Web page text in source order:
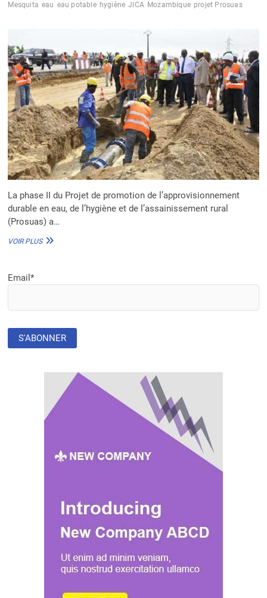
AUX
Mesquita eau eau potable hygiène JICA Mozambique projet Prosuas
La phase II du Projet de promotion de l’approvisionnement
durable en eau, de l’hygiène et de l’assainissement rural
(Prosuas) a…
VOIR PLUSMOZAMBIQUE
Email*